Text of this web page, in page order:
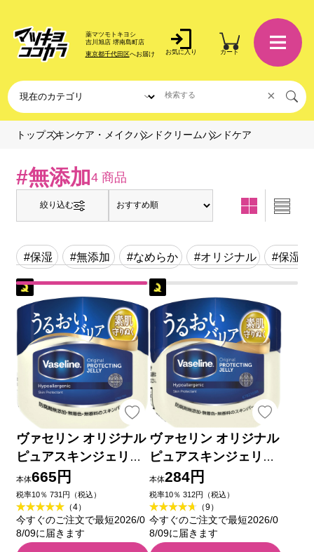
薬マツモトキヨシ
吉川旭店 堺南島町店
東京都千代田区へお届け お気に入り カート
×
トップスキンケア・メイクハンドクリームハンドケア
#無添加4 商品
絞り込む
#保湿 #無添加 #なめらか #オリジナル #保湿ケ
ヴァセリン オリジナル
ピュアスキンジェリー
２００Ｇ ユニリーバ・
ジャパン
本体665円
税率10％ 731円（税込）
（4）
今すぐのご注文で最短2026/0
8/09に届きます
ヴァセリン オリジナル
ピュアスキンジェリー
４０Ｇ ユニリーバ・ジ
ャパン
本体284円
税率10％ 312円（税込）
（9）
今すぐのご注文で最短2026/0
8/09に届きます